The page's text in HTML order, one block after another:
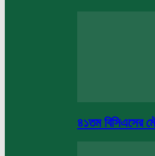
৪১তম বিসিএসের